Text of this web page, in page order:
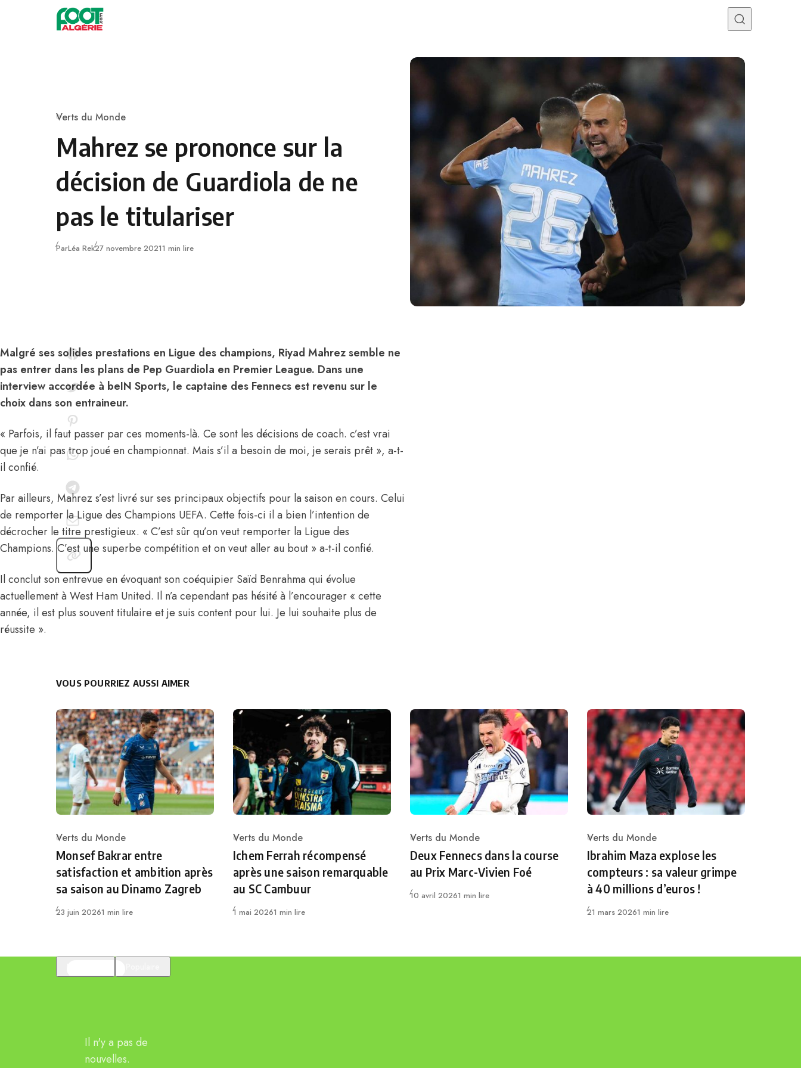
Skip to content
Category
Verts du Monde
Mahrez se prononce sur la
décision de Guardiola de ne
pas le titulariser
ParLéa RekPublié
27 novembre 20211 min lire
Malgré ses solides prestations en Ligue des champions, Riyad Mahrez semble ne
pas entrer dans les plans de Pep Guardiola en Premier League. Dans une
interview accordée à beIN Sports, le captaine des Fennecs est revenu sur le
choix dans son entraineur.
« Parfois, il faut passer par ces moments-là. Ce sont les décisions de coach. c’est vrai
que je n’ai pas trop joué en championnat. Mais s’il a besoin de moi, je serais prêt », a-t-
il confié.
Par ailleurs, Mahrez s’est livré sur ses principaux objectifs pour la saison en cours. Celui
de remporter la Ligue des Champions UEFA. Cette fois-ci il a bien l’intention de
décrocher le titre prestigieux. « C’est sûr qu’on veut remporter la Ligue des
Champions. C’est une superbe compétition et on veut aller au bout » a-t-il confié.
Il conclut son entrevue en évoquant son coéquipier Saïd Benrahma qui évolue
actuellement à West Ham United. Il n’a cependant pas hésité à l’encourager « cette
année, il est plus souvent titulaire et je suis content pour lui. Je lui souhaite plus de
réussite ».
VOUS POURRIEZ AUSSI AIMER
Category
Verts du Monde
Monsef Bakrar entre
satisfaction et ambition après
sa saison au Dinamo Zagreb
Publié
23 juin 20261 min lire
Category
Verts du Monde
Ichem Ferrah récompensé
après une saison remarquable
au SC Cambuur
Publié
1 mai 20261 min lire
Category
Verts du Monde
Deux Fennecs dans la course
au Prix Marc-Vivien Foé
Publié
10 avril 20261 min lire
Category
Verts du Monde
Ibrahim Maza explose les
compteurs : sa valeur grimpe
à 40 millions d’euros !
Publié
21 mars 20261 min lire
Il n'y a pas de
nouvelles.